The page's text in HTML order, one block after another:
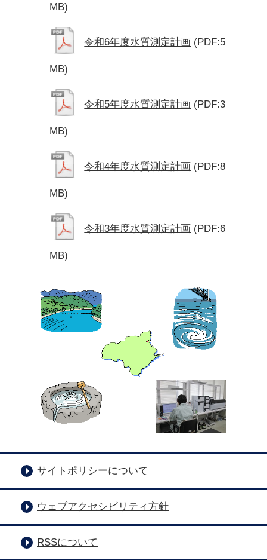
MB)
令和6年度水質測定計画 (PDF:5
MB)
令和5年度水質測定計画 (PDF:3
MB)
令和4年度水質測定計画 (PDF:8
MB)
令和3年度水質測定計画 (PDF:6
MB)
サイトポリシーについて
ウェブアクセシビリティ方針
RSSについて